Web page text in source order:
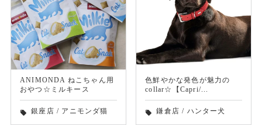
ANIMONDA ねこちゃん用
おやつ☆ミルキース
local_offer 銀座店 / アニモンダ猫
色鮮やかな発色が魅力の
collar☆【Capri/...
local_offer 鎌倉店 / ハンター犬